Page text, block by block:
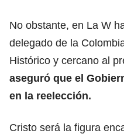
No obstante, en La W
delegado de la
Histórico y cercano al
aseguró que el
en la reelección.
Cristo será la figura